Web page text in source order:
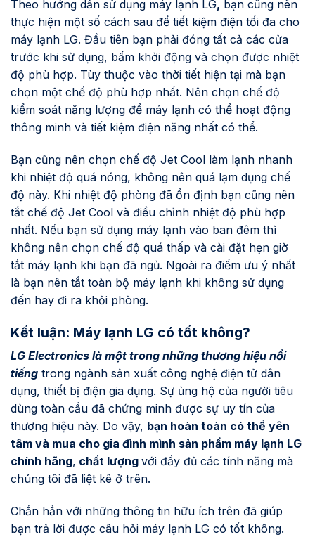
Theo hướng dẫn sử dụng máy lạnh LG, bạn cũng nên
thực hiện một số cách sau để tiết kiệm điện tối đa cho
máy lạnh LG. Đầu tiên bạn phải đóng tất cả các cửa
trước khi sử dụng, bấm khởi động và chọn được nhiệt
độ phù hợp. Tùy thuộc vào thời tiết hiện tại mà bạn
chọn một chế độ phù hợp nhất. Nên chọn chế độ
kiểm soát năng lượng để máy lạnh có thể hoạt động
thông minh và tiết kiệm điện năng nhất có thể.
Bạn cũng nên chọn chế độ Jet Cool làm lạnh nhanh
khi nhiệt độ quá nóng, không nên quá lạm dụng chế
độ này. Khi nhiệt độ phòng đã ổn định bạn cũng nên
tắt chế độ Jet Cool và điều chỉnh nhiệt độ phù hợp
nhất. Nếu bạn sử dụng máy lạnh vào ban đêm thì
không nên chọn chế độ quá thấp và cài đặt hẹn giờ
tắt máy lạnh khi bạn đã ngủ. Ngoài ra điểm ưu ý nhất
là bạn nên tắt toàn bộ máy lạnh khi không sử dụng
đến hay đi ra khỏi phòng.
Kết luận: Máy lạnh LG có tốt không?
LG Electronics là một trong những thương hiệu nổi
tiếng trong ngành sản xuất công nghệ điện tử dân
dụng, thiết bị điện gia dụng. Sự ủng hộ của người tiêu
dùng toàn cầu đã chứng minh được sự uy tín của
thương hiệu này. Do vậy, bạn hoàn toàn có thể yên
tâm và mua cho gia đình mình sản phẩm máy lạnh LG
chính hãng, chất lượng với đầy đủ các tính năng mà
chúng tôi đã liệt kê ở trên.
Chắn hẳn với những thông tin hữu ích trên đã giúp
bạn trả lời được câu hỏi máy lạnh LG có tốt không.